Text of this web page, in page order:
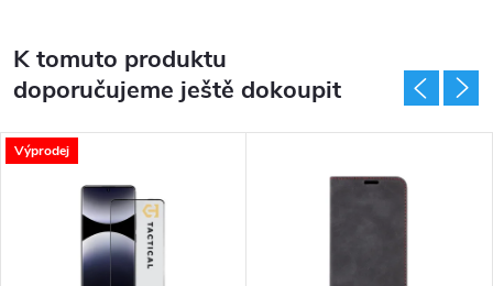
K tomuto produktu
doporučujeme ještě dokoupit
Výprodej